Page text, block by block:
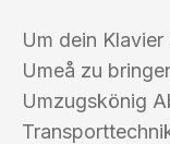
Um dein
Umeå zu
Umzugskönig